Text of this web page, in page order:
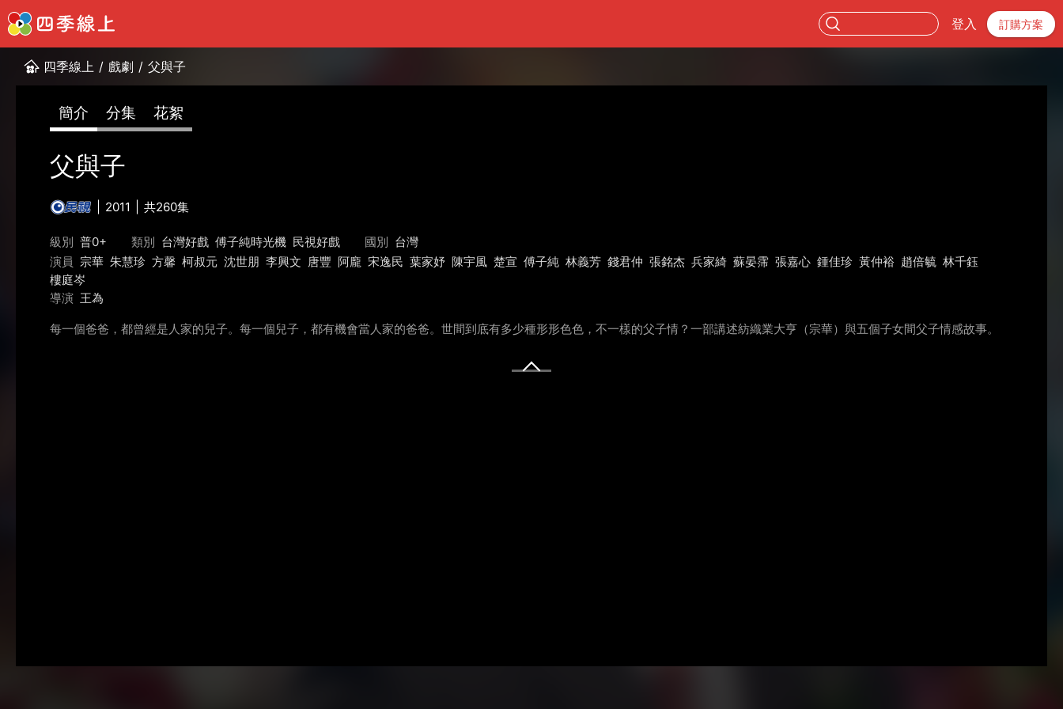
登入 訂購方案
四季線上 / 戲劇 / 父與子
簡介 分集 花絮
父與子
2011 共260集
級別 普0+ 類別 台灣好戲 傅子純時光機 民視好戲 國別 台灣
演員 宗華 朱慧珍 方馨 柯叔元 沈世朋 李興文 唐豐 阿龐 宋逸民 葉家妤 陳宇風 楚宣 傅子純 林義芳 錢君仲 張銘杰 兵家綺 蘇晏霈 張嘉心 鍾佳珍 黃仲裕 趙倍毓 林千鈺
樓庭岑
導演 王為
每一個爸爸，都曾經是人家的兒子。每一個兒子，都有機會當人家的爸爸。世間到底有多少種形形色色，不一樣的父子情？一部講述紡織業大亨（宗華）與五個子女間父子情感故事。